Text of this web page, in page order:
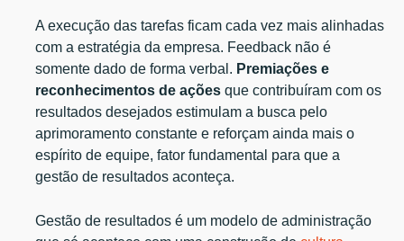
A execução das tarefas ficam cada vez mais alinhadas
com a estratégia da empresa. Feedback não é
somente dado de forma verbal. Premiações e
reconhecimentos de ações que contribuíram com os
resultados desejados estimulam a busca pelo
aprimoramento constante e reforçam ainda mais o
espírito de equipe, fator fundamental para que a
gestão de resultados aconteça.
Gestão de resultados é um modelo de administração